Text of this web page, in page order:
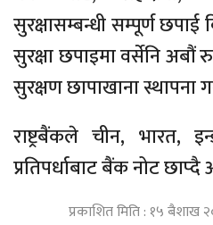
सुरक्षासम्बन्धी सम्पूर्ण
सुरक्षा छपाइमा वर्सेनि
सुरक्षण छापाखाना स्थापना
राष्ट्रबैंकले चीन, भारत,
प्रतिपर्धाबाट बैंक नोट
प्रकाशित मिति : १५